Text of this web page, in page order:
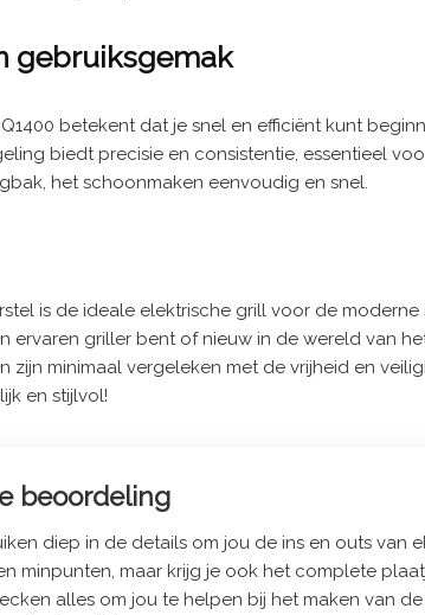
gebruiksgemak
betekent dat je snel en efficiënt kunt
biedt precisie en consistentie, essentieel
het schoonmaken eenvoudig en snel.
is de ideale elektrische grill voor de
ervaren griller bent of nieuw in de wereld van
zijn minimaal vergeleken met de vrijheid en
en stijlvol!
beoordeling
diep in de details om jou de ins en outs van
minpunten, maar krijg je ook het complete
alles om jou te helpen bij het maken van